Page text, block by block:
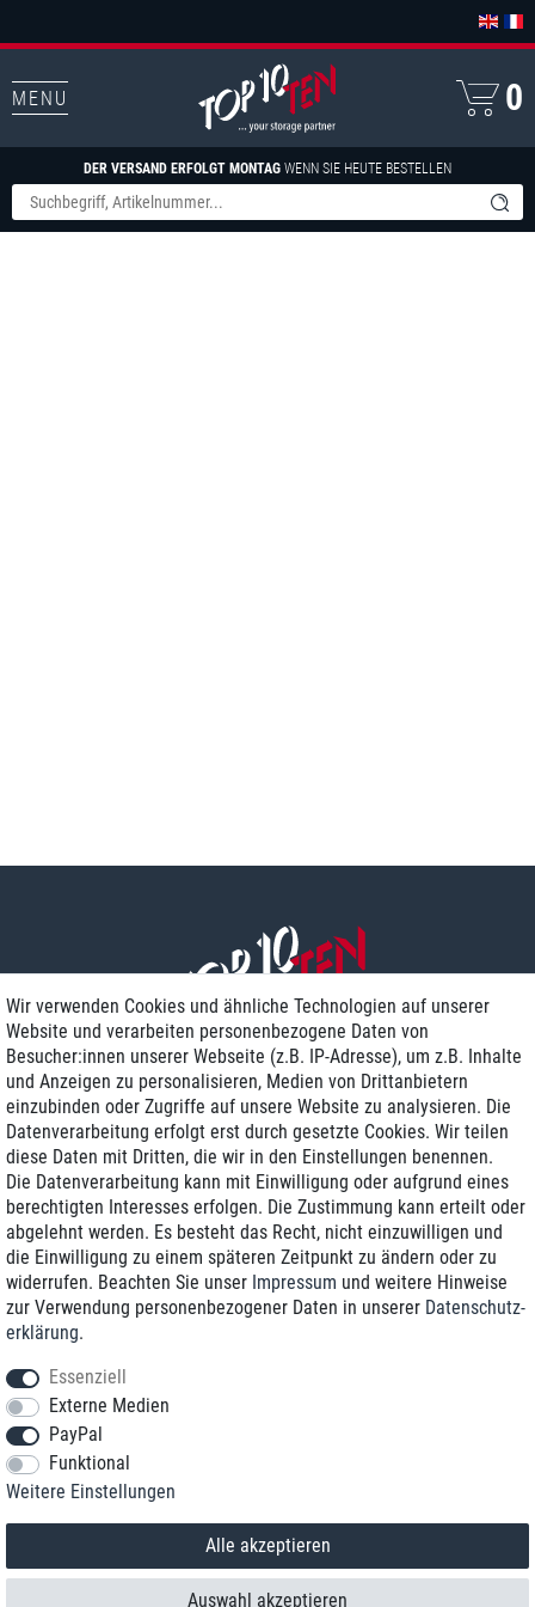
MENU
DER VERSAND ERFOLGT MONTAG WENN SIE HEUTE BESTELLEN
0
Zustellung am nächsten Werktag
Günstiger Versand
Generalüberholt mit Garantie
+49 8989 96160*
*Sie erreichen uns zum Ortstarif von Montag bis Freitag von 9 Uhr - 18 Uhr.
© 2018 TOP TEN Computervertrieb GmbH
Wir verwenden Cookies und ähnliche Technologien auf unserer
Website und verarbeiten personenbezogene Daten von
Besucher:innen unserer Webseite (z.B. IP-Adresse), um z.B. Inhalte
und Anzeigen zu personalisieren, Medien von Drittanbietern
einzubinden oder Zugriffe auf unsere Website zu analysieren. Die
Datenverarbeitung erfolgt erst durch gesetzte Cookies. Wir teilen
diese Daten mit Dritten, die wir in den Einstellungen benennen.
Die Datenverarbeitung kann mit Einwilligung oder aufgrund eines
berechtigten Interesses erfolgen. Die Zustimmung kann erteilt oder
abgelehnt werden. Es besteht das Recht, nicht einzuwilligen und
die Einwilligung zu einem späteren Zeitpunkt zu ändern oder zu
widerrufen. Beachten Sie unser Impressum und weitere Hinweise
zur Verwendung personenbezogener Daten in unserer Daten­schutz­
erklärung.
Essenziell
Externe Medien
PayPal
Funktional
Weitere Einstellungen
Alle akzeptieren
Auswahl akzeptieren